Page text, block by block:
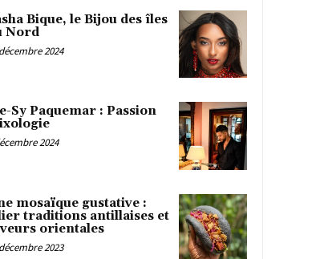
Bique, le Bijou des îles
Nord
2024
Sy Paquemar : Passion
2024
mosaïque gustative :
traditions antillaises et
orientales
2023